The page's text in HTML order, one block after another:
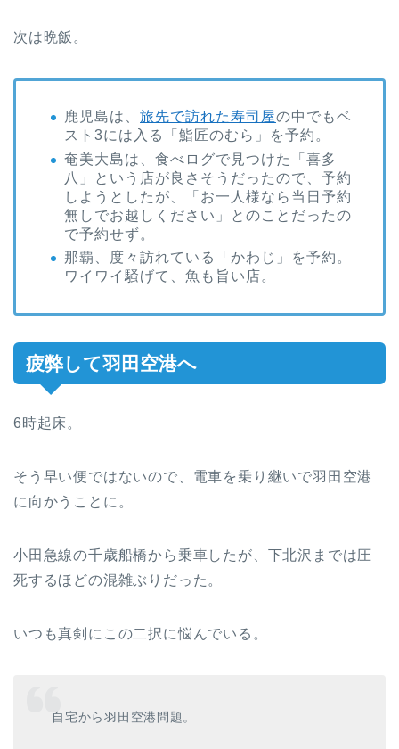
次は晩飯。
鹿児島は、 旅先で訪れた寿司屋の中でもベ
スト3には入る「鮨匠のむら」を予約。
奄美大島は、食べログで見つけた「喜多
八」という店が良さそうだったので、予約
しようとしたが、「お一人様なら当日予約
無しでお越しください」とのことだったの
で予約せず。
那覇、度々訪れている「かわじ」を予約。
ワイワイ騒げて、魚も旨い店。
疲弊して羽田空港へ
6時起床。
そう早い便ではないので、電車を乗り継いで羽田空港
に向かうことに。
小田急線の千歳船橋から乗車したが、下北沢までは圧
死するほどの混雑ぶりだった。
いつも真剣にこの二択に悩んでいる。
自宅から羽田空港問題。